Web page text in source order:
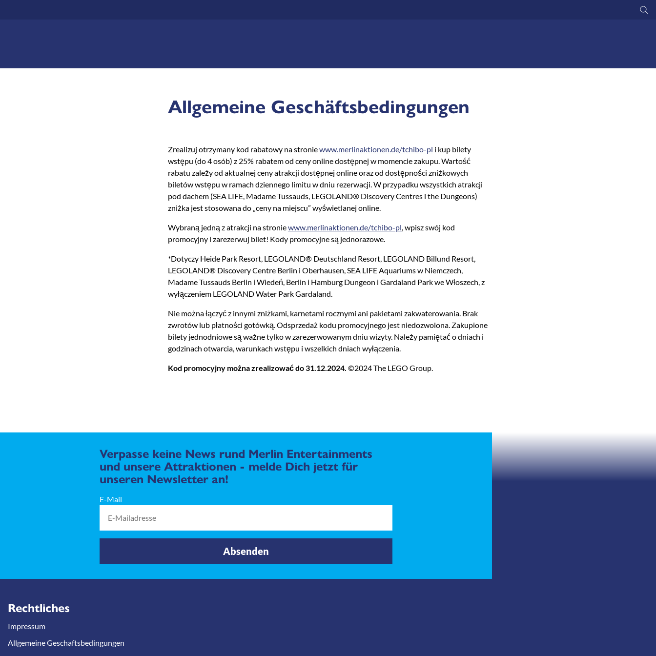
Allgemeine Geschäftsbedingungen
Zrealizuj otrzymany kod rabatowy na stroniewww.merlinaktionen.de/tchibo-pl i kup bilety
wstępu (do 4 osób) z 25% rabatem od ceny online dostępnej w momencie zakupu. Wartość
rabatu zależy od aktualnej ceny atrakcji dostępnej online oraz od dostępności zniżkowych
biletów wstępu w ramach dziennego limitu w dniu rezerwacji. W przypadku wszystkich atrakcji
pod dachem (SEA LIFE, Madame Tussauds, LEGOLAND® Discovery Centres i the Dungeons)
zniżka jest stosowana do „ceny na miejscu” wyświetlanej online.
Wybraną jedną z atrakcji na stroniewww.merlinaktionen.de/tchibo-pl, wpisz swój kod
promocyjny i zarezerwuj bilet! Kody promocyjne są jednorazowe.
*Dotyczy Heide Park Resort, LEGOLAND® Deutschland Resort, LEGOLAND Billund Resort,
LEGOLAND® Discovery Centre Berlin i Oberhausen, SEA LIFE Aquariums w Niemczech,
Madame Tussauds Berlin i Wiedeń, Berlin i Hamburg Dungeon i Gardaland Park we Włoszech, z
wyłączeniem LEGOLAND Water Park Gardaland.
Nie można łączyć z innymi zniżkami, karnetami rocznymi ani pakietami zakwaterowania. Brak
zwrotów lub płatności gotówką. Odsprzedaż kodu promocyjnego jest niedozwolona. Zakupione
bilety jednodniowe są ważne tylko w zarezerwowanym dniu wizyty. Należy pamiętać o dniach i
godzinach otwarcia, warunkach wstępu i wszelkich dniach wyłączenia.
Kod promocyjny można zrealizować do 31.12.2024. ©2024 The LEGO Group.
Verpasse keine News rund Merlin Entertainments
und unsere Attraktionen - melde Dich jetzt für
unseren Newsletter an!
E-Mail
Absenden
Rechtliches
Impressum
Allgemeine Geschaftsbedingungen